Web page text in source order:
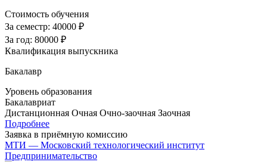
Стоимость обучения
За семестр: 40000 ₽
За год: 80000 ₽
Квалификация выпускника
Бакалавр
Уровень образования
Бакалавриат
Дистанционная Очная Очно-заочная Заочная
Подробнее
Заявка в приёмную комиссию
МТИ — Московский технологический институт
Предпринимательство